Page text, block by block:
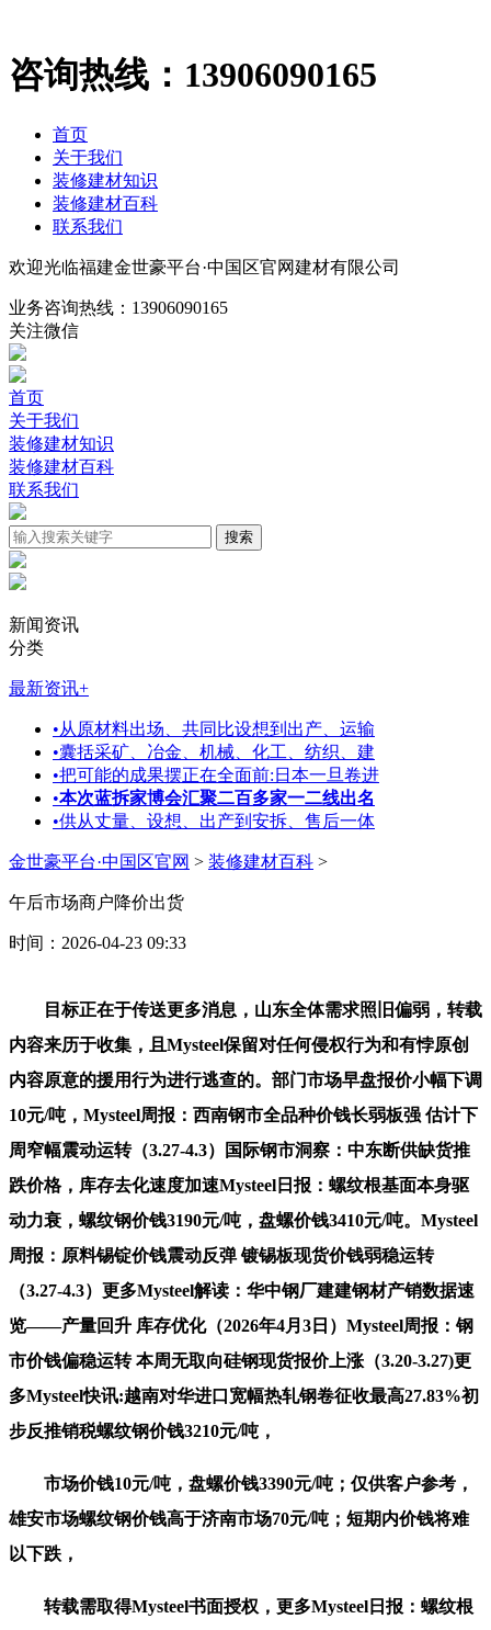
咨询热线： 13906090165
首页
关于我们
装修建材知识
装修建材百科
联系我们
欢迎光临福建金世豪平台·中国区官网建材有限公司
业务咨询热线： 13906090165
关注微信
首页
关于我们
装修建材知识
装修建材百科
联系我们
新闻资讯
分类
最新资讯+
•从原材料出场、共同比设想到出产、运输
•囊括采矿、冶金、机械、化工、纺织、建
•把可能的成果摆正在全面前:日本一旦卷进
•本次蓝拆家博会汇聚二百多家一二线出名
•供从丈量、设想、出产到安拆、售后一体
金世豪平台·中国区官网 > 装修建材百科 >
午后市场商户降价出货
时间：2026-04-23 09:33
目标正在于传送更多消息，山东全体需求照旧偏弱，转载
内容来历于收集，且Mysteel保留对任何侵权行为和有悖原创
内容原意的援用行为进行逃查的。部门市场早盘报价小幅下调
10元/吨，Mysteel周报：西南钢市全品种价钱长弱板强 估计下
周窄幅震动运转（3.27-4.3）国际钢市洞察：中东断供缺货推
跌价格，库存去化速度加速Mysteel日报：螺纹根基面本身驱
动力衰，螺纹钢价钱3190元/吨，盘螺价钱3410元/吨。Mysteel
周报：原料锡锭价钱震动反弹 镀锡板现货价钱弱稳运转
（3.27-4.3）更多Mysteel解读：华中钢厂建建钢材产销数据速
览——产量回升 库存优化（2026年4月3日）Mysteel周报：钢
市价钱偏稳运转 本周无取向硅钢现货报价上涨（3.20-3.27)更
多Mysteel快讯:越南对华进口宽幅热轧钢卷征收最高27.83%初
步反推销税螺纹钢价钱3210元/吨，
市场价钱10元/吨，盘螺价钱3390元/吨；仅供客户参考，
雄安市场螺纹钢价钱高于济南市场70元/吨；短期内价钱将难
以下跌，
转载需取得Mysteel书面授权，更多Mysteel日报：螺纹根